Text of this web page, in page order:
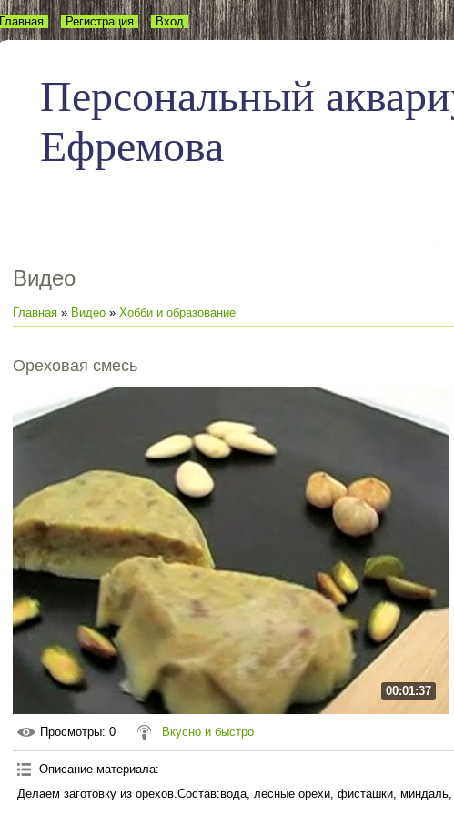
Персональный
Ефремова
Главная Регистрация Вход
Видео
Главная » Видео » Хобби и образование
Ореховая смесь
00:01:37
Просмотры: 0 Вкусно и быстро
Описание материала:
Делаем заготовку из орехов.Состав:вода, лесные орехи, фисташки,